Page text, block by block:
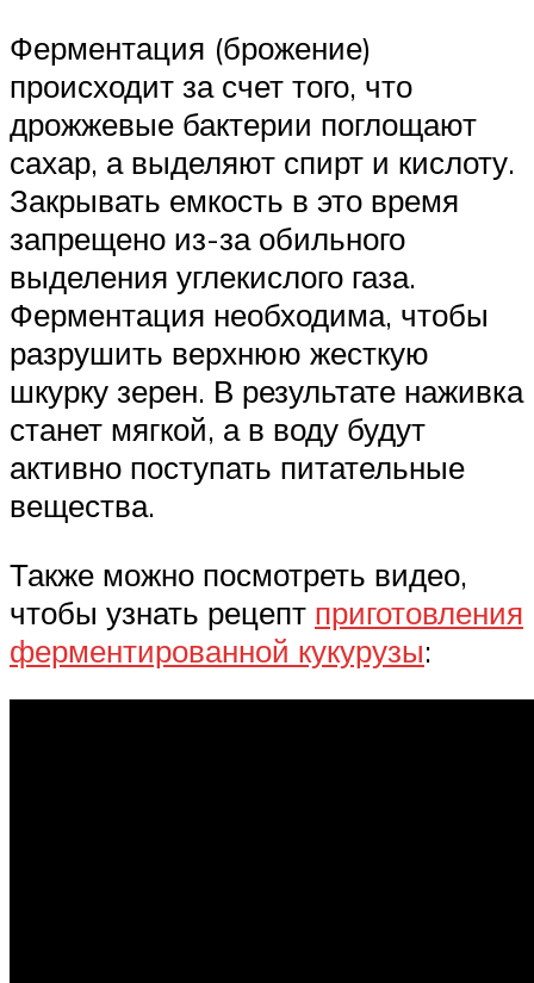
Ферментация (брожение)
происходит за счет того, что
дрожжевые бактерии поглощают
сахар, а выделяют спирт и кислоту.
Закрывать емкость в это время
запрещено из-за обильного
выделения углекислого газа.
Ферментация необходима, чтобы
разрушить верхнюю жесткую
шкурку зерен. В результате наживка
станет мягкой, а в воду будут
активно поступать питательные
вещества.
Также можно посмотреть видео,
чтобы узнать рецепт приготовления
ферментированной кукурузы: